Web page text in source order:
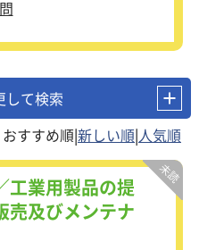
して検索
|
|
工業用製品の提
売及びメンテナ